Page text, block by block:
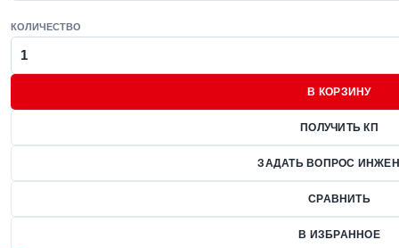
КОЛИЧЕСТВО
В КОРЗИНУ
ПОЛУЧИТЬ КП
ЗАДАТЬ ВОПРОС
СРАВНИТЬ
В ИЗБРАННОЕ